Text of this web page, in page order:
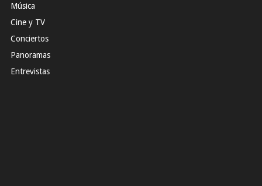
Música
Cine y TV
Conciertos
Panoramas
Entrevistas